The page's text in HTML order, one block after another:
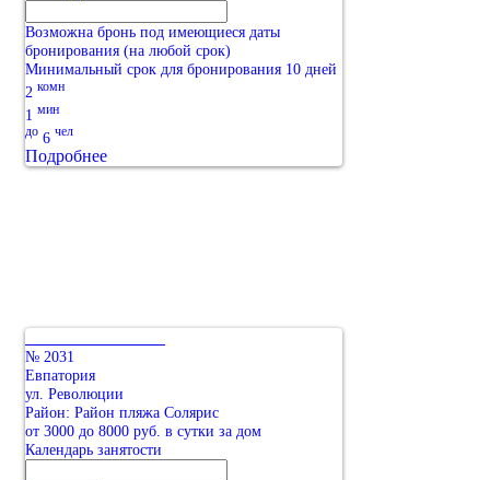
Возможна бронь под имеющиеся даты
бронирования (на любой срок)
Минимальный срок для бронирования 10 дней
2 комн
1 мин
до 6 чел
Подробнее
№ 2031
Евпатория
ул. Революции
Район: Район пляжа Солярис
от 3000 до 8000 руб. в сутки за дом
Календарь занятости